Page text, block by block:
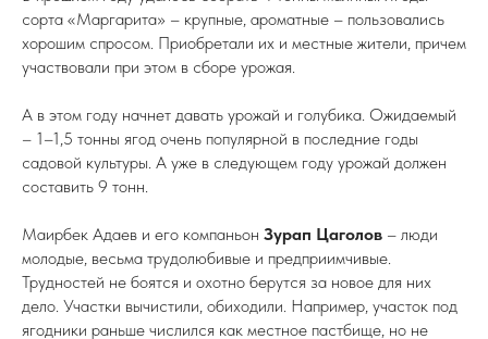
сорта «Маргарита» – крупные, ароматные – пользовались
хорошим спросом. Приобретали их и местные жители, причем
участвовали при этом в сборе урожая.
А в этом году начнет давать урожай и голубика. Ожидаемый
– 1–1,5 тонны ягод очень популярной в последние годы
садовой культуры. А уже в следующем году урожай должен
составить 9 тонн.
Маирбек Адаев и его компаньон Зурап Цаголов – люди
молодые, весьма трудолюбивые и предприимчивые.
Трудностей не боятся и охотно берутся за новое для них
дело. Участки вычистили, обиходили. Например, участок под
ягодники раньше числился как местное пастбище, но не